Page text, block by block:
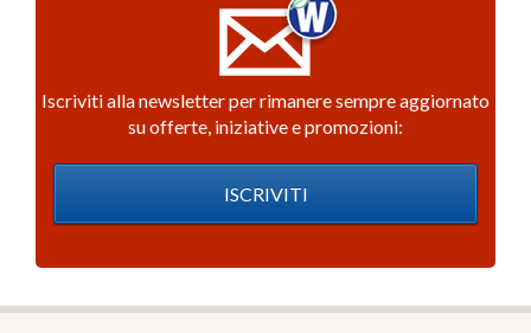
Iscriviti alla newsletter per rimanere sempre aggiornato
su offerte, iniziative e promozioni:
ISCRIVITI